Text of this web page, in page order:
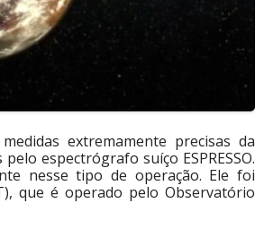
extremamente precisas da
espectrógrafo suíço ESPRESSO.
nesse tipo de operação. Ele foi
que é operado pelo Observatório